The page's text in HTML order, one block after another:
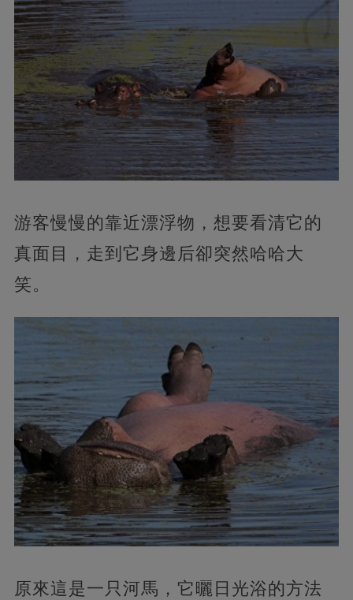
游客慢慢的靠近漂浮物，想要看清它的
真面目，走到它身邊后卻突然哈哈大
笑。
原來這是一只河馬，它曬日光浴的方法